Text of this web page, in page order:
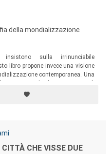
della mondializzazione
insistono sulla irrinunciabile
libro propone invece una visione
contemporanea. Una
territori.
CHE VISSE DUE